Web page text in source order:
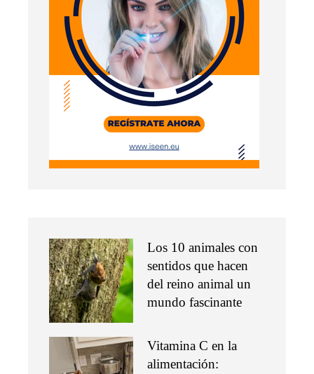
Los 10 animales con
sentidos que hacen
del reino animal un
mundo fascinante
Vitamina C en la
alimentación: